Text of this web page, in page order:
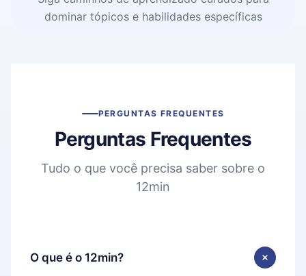
dominar tópicos e habilidades específicas
PERGUNTAS FREQUENTES
Perguntas Frequentes
Tudo o que você precisa saber sobre o
12min
O que é o 12min?